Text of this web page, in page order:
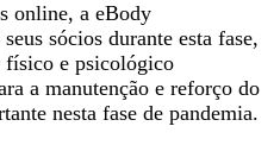
online, a eBody
sócios durante esta fase,
físico e psicológico
a manutenção e reforço do
nesta fase de pandemia.